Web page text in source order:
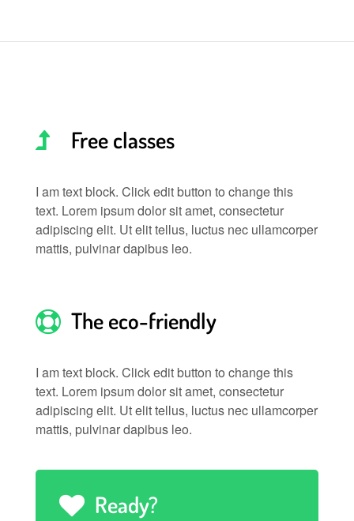
Free classes
I am text block. Click edit button to change this
text. Lorem ipsum dolor sit amet, consectetur
adipiscing elit. Ut elit tellus, luctus nec ullamcorper
mattis, pulvinar dapibus leo.
The eco-friendly
I am text block. Click edit button to change this
text. Lorem ipsum dolor sit amet, consectetur
adipiscing elit. Ut elit tellus, luctus nec ullamcorper
mattis, pulvinar dapibus leo.
Target
Ready?